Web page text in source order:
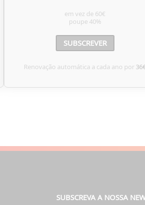
em vez de 60€
poupe40%
SUBSCREVER
Renovação automática a cada ano por
SUBSCREVA A NOSSA